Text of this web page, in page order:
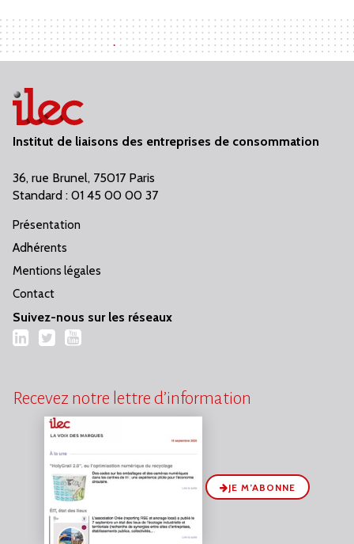
Institut de liaisons des entreprises de consommation
36, rue Brunel, 75017 Paris
Standard : 01 45 00 00 37
Présentation
Adhérents
Mentions légales
Contact
Suivez-nous sur les réseaux
LinkedIn
TwitterYouTube
Recevez notre lettre d’information
JE M’ABONNE